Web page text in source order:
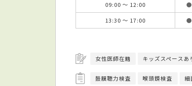
09:00 ～ 12:00
●
13:30 ～ 17:00
●
女性医師在籍 キッズスペースあ
鼓膜聴力検査 喉頭鏡検査 細